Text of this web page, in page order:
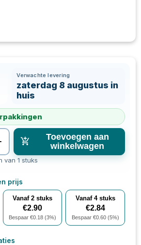
Verwachte levering
zaterdag 8 augustus in
huis
Toevoegen aan
winkelwagen
van 1 stuks
prijs
Vanaf 2 stuks
€2.90
Bespaar €0.18 (3%)
Vanaf 4stuks
€2.84
Bespaar €0.60(5%)